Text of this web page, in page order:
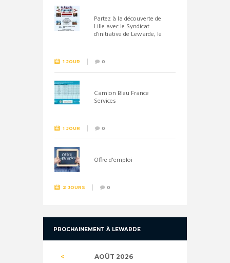
Partez à la découverte de
Lille avec le Syndicat
d’initiative de Lewarde, le
1 JOUR 0
Camion Bleu France
Services
1 JOUR 0
Offre d'emploi
2 JOURS 0
PROCHAINEMENT À LEWARDE
AOÛT 2026